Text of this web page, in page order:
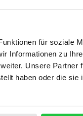
für soziale
Informationen zu
Unsere Partner
haben oder die sie